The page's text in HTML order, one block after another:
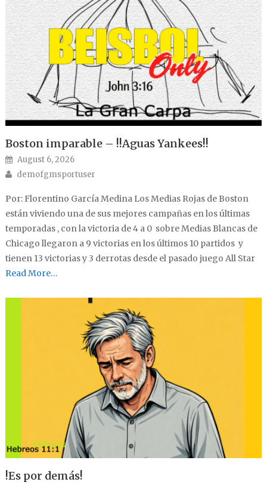
Boston imparable – !!Aguas Yankees!!
Posted on
August 6, 2026
Author
demofgmsportuser
Por: Florentino García Medina Los Medias Rojas de Boston
están viviendo una de sus mejores campañas en los últimas
temporadas , con la victoria de 4 a 0 sobre Medias Blancas de
Chicago llegaron a 9 victorias en los últimos 10 partidos y
tienen 13 victorias y 3 derrotas desde el pasado juego All Star
Read More…
!Es por demás!